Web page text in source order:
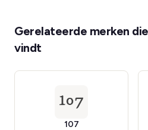
Gerelateerde merken
vindt
107